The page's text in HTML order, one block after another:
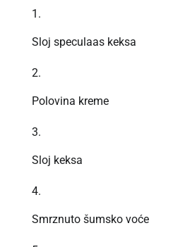
Sloj speculaas keksa
Polovina kreme
Sloj keksa
Smrznuto šumsko voće